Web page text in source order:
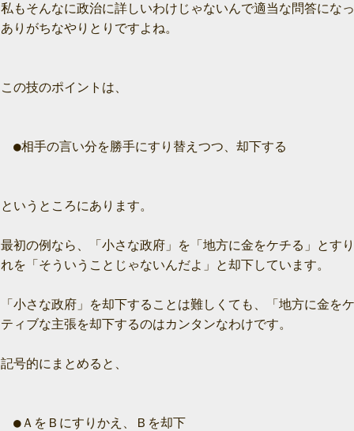
私もそんなに政治に詳しいわけじゃないんで適当な問答にな
ありがちなやりとりですよね。
この技のポイントは、
●相手の言い分を勝手にすり替えつつ、却下する
というところにあります。
最初の例なら、「小さな政府」を「地方に金をケチる」とす
れを「そういうことじゃないんだよ」と却下しています。
「小さな政府」を却下することは難しくても、「地方に金を
ティブな主張を却下するのはカンタンなわけです。
記号的にまとめると、
●ＡをＢにすりかえ、Ｂを却下